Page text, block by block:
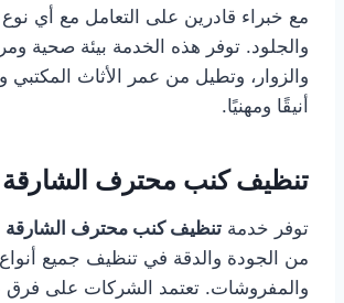
مع خبراء قادرين على التعامل مع أي
والجلود. توفر هذه الخدمة بيئة صحية
والزوار، وتطيل من عمر الأثاث
أنيقًا ومهنيًا.
تنظيف كنب محترف الشارقة
توفر خدمة تنظيف كنب محترف الشارقة
من الجودة والدقة في تنظيف جميع
والمفروشات. تعتمد الشركات على